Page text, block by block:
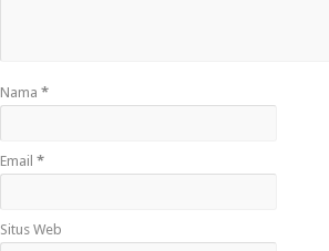
Nama *
Email *
Situs Web